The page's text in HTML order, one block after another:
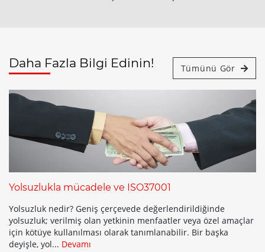
Daha Fazla Bilgi Edinin! Tümünü Gör
Yolsuzlukla mücadele ve ISO37001
Yolsuzluk nedir? Geniş çerçevede değerlendirildiğinde
yolsuzluk; verilmiş olan yetkinin menfaatler veya özel amaçlar
için kötüye kullanılması olarak tanımlanabilir. Bir başka
deyişle, yol... Devamı